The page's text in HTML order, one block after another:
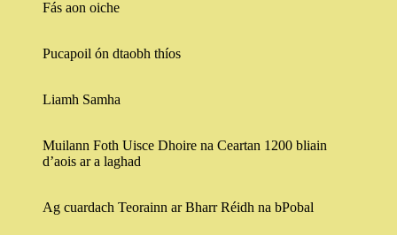
Fás aon oiche
Pucapoil ón dtaobh thíos
Liamh Samha
Muilann Foth Uisce Dhoire na Ceartan 1200 bliain
d’aois ar a laghad
Ag cuardach Teorainn ar Bharr Réidh na bPobal